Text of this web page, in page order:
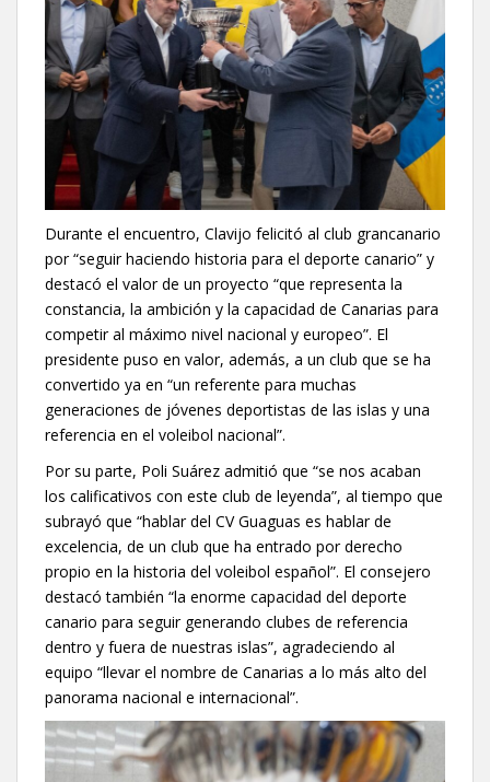
Durante el encuentro, Clavijo felicitó al club grancanario
por “seguir haciendo historia para el deporte canario” y
destacó el valor de un proyecto “que representa la
constancia, la ambición y la capacidad de Canarias para
competir al máximo nivel nacional y europeo”. El
presidente puso en valor, además, a un club que se ha
convertido ya en “un referente para muchas
generaciones de jóvenes deportistas de las islas y una
referencia en el voleibol nacional”.
Por su parte, Poli Suárez admitió que “se nos acaban
los calificativos con este club de leyenda”, al tiempo que
subrayó que “hablar del CV Guaguas es hablar de
excelencia, de un club que ha entrado por derecho
propio en la historia del voleibol español”. El consejero
destacó también “la enorme capacidad del deporte
canario para seguir generando clubes de referencia
dentro y fuera de nuestras islas”, agradeciendo al
equipo “llevar el nombre de Canarias a lo más alto del
panorama nacional e internacional”.